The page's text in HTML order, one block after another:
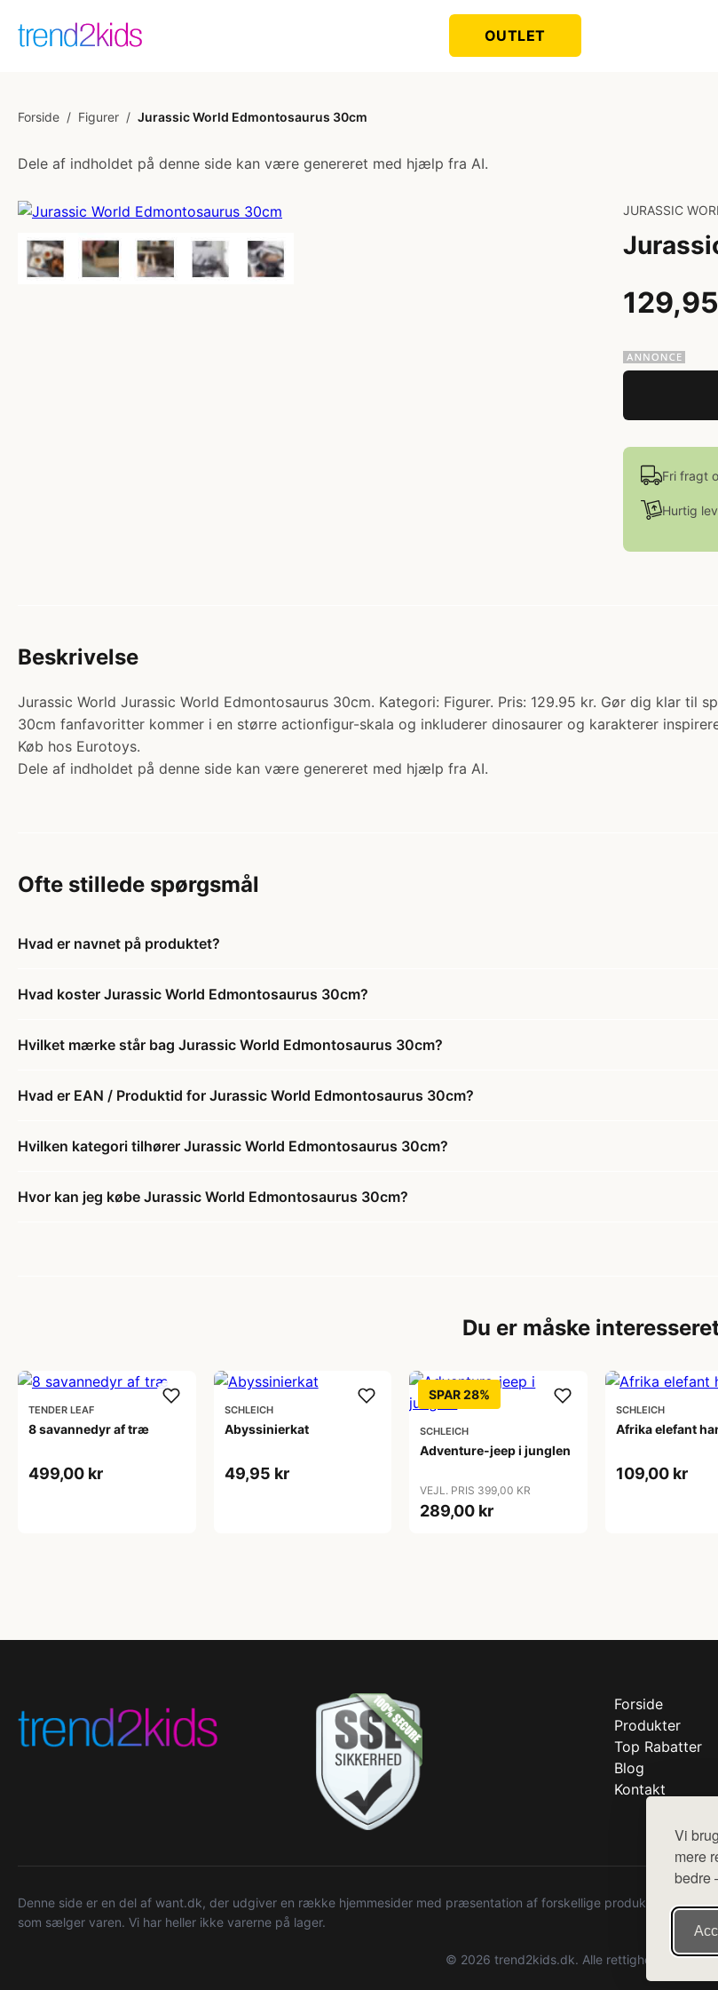
Vi
mere
bedre
OUTLET
Forside / Figurer / Jurassic World Edmontosaurus 30cm
Dele af indholdet på denne side kan være genereret med hjælp fra AI.
JURASSIC
Fri fragt
Hurtig
Beskrivelse
Jurassic World Jurassic World Edmontosaurus 30cm. Kategori: Figurer. Pris: 129.95 kr. Gør dig klar til
30cm fanfavoritter kommer i en større actionfigur-skala og inkluderer dinosaurer og karakterer
Køb hos Eurotoys.
Dele af indholdet på denne side kan være genereret med hjælp fra AI.
Ofte stillede spørgsmål
Hvad er navnet på produktet?
Hvad koster Jurassic World Edmontosaurus 30cm?
Hvilket mærke står bag Jurassic World Edmontosaurus 30cm?
Hvad er EAN / Produktid for Jurassic World Edmontosaurus 30cm?
Hvilken kategori tilhører Jurassic World Edmontosaurus 30cm?
Hvor kan jeg købe Jurassic World Edmontosaurus 30cm?
Du er måske
TENDER LEAF
8 savannedyr af træ
499,00 kr
SCHLEICH
Abyssinierkat
49,95 kr
SPAR 28%
SCHLEICH
Adventure-jeep i junglen
VEJL. PRIS 399,00 KR
289,00 kr
SCHLEICH
Afrika elefant
109,00 kr
Forside
Produkter
Top Rabatter
Blog
Kontakt
Denne side er en del af want.dk, der udgiver en række hjemmesider med præsentation af forskellige produkter fra
som sælger varen. Vi har heller ikke varerne på lager.
© 2026 trend2kids.dk. Alle rettigheder